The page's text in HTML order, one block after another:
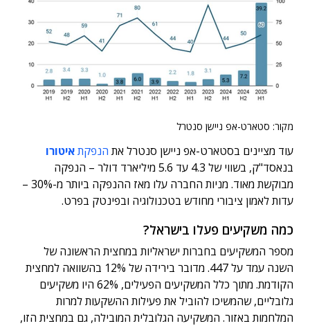
מקור: סטארט-אפ ניישן סנטרל
עוד מציינים בסטארט-אפ ניישן סנטרל את הנפקתאיטורו
בנאסד"ק, בשווי של 4.3 עד 5.6 מיליארד דולר – הנפקה
מבוקשת מאוד. מניות החברה עלו מאז ההנפקה ביותר מ-30% –
עדות לאמון ציבורי מחודש בטכנולוגיה ובפינטק בפרט.
כמה משקיעים פעלו בישראל?
מספר המשקיעים בחברות ישראליות במחצית הראשונה של
השנה עמד על 447. מדובר בירידה של 12% בהשוואה למחצית
הקודמת. מתוך כלל המשקיעים הפעילים, 62% היו משקיעים
גלובליים, שהמשיכו להוביל את פעילות ההשקעות למרות
המלחמות באזור. המשקיעה הגלובלית המובילה, גם במחצית הזו,